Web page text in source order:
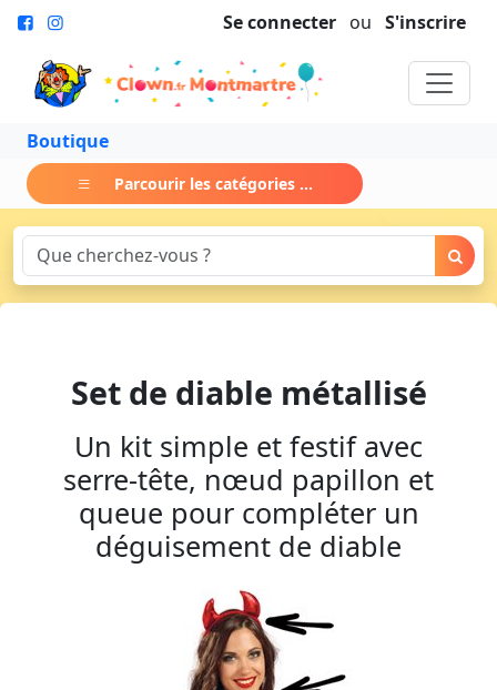
Se connecter ou S'inscrire
Boutique
Parcourir les catégories ...
Set de diable métallisé
Un kit simple et festif avec
serre-tête, nœud papillon et
queue pour compléter un
déguisement de diable